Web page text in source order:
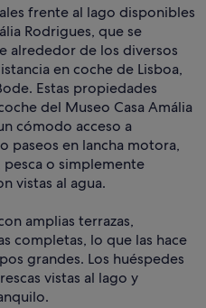
frente al lago disponibles
Rodrigues, que se
alrededor de los diversos
en coche de Lisboa,
Estas propiedades
del Museo Casa Amália
cómodo acceso a
paseos en lancha motora,
o simplemente
vistas al agua.
amplias terrazas,
completas, lo que las hace
grandes. Los huéspedes
vistas al lago y